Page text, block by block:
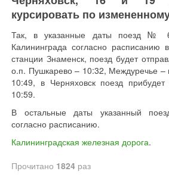
курсировать по
Так, в указанные даты поезд №
Калининграда согласно
станции Знаменск, поезд будет
о.п. Пушкарево – 10:32, Междуречье –
10:49, в Черняховск поезд
10:59.
В остальные даты указанный
согласно расписанию.
Калининградская железная дорога.
Прочитано 1824 раз